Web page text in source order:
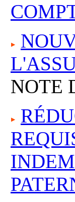
NOTE